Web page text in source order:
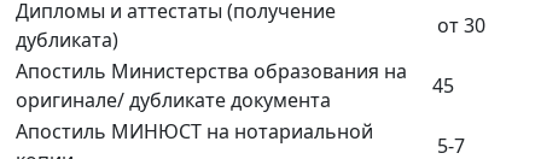
Дипломы и аттестаты (получение
дубликата)
от 30
Апостиль Министерства образования на
оригинале/ дубликате документа
45
Апостиль МИНЮСТ на нотариальной
5-7